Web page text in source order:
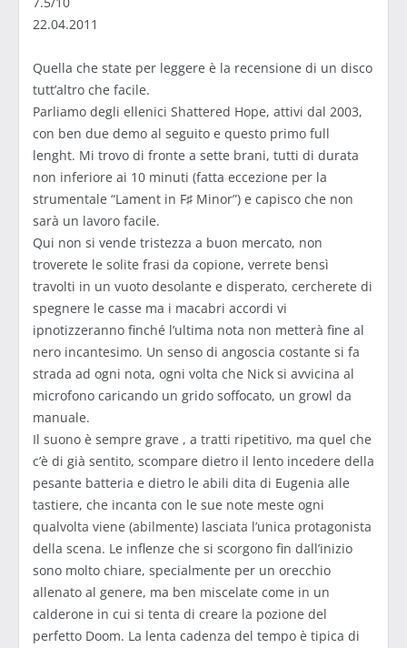
22.04.2011
Quella che state per leggere è la recensione di un disco
tutt’altro che facile.
Parliamo degli ellenici Shattered Hope, attivi dal 2003,
con ben due demo al seguito e questo primo full
lenght. Mi trovo di fronte a sette brani, tutti di durata
non inferiore ai 10 minuti (fatta eccezione per la
strumentale “Lament in F♯ Minor”) e capisco che non
sarà un lavoro facile.
Qui non si vende tristezza a buon mercato, non
troverete le solite frasi da copione, verrete bensì
travolti in un vuoto desolante e disperato, cercherete di
spegnere le casse ma i macabri accordi vi
ipnotizzeranno finché l’ultima nota non metterà fine al
nero incantesimo. Un senso di angoscia costante si fa
strada ad ogni nota, ogni volta che Nick si avvicina al
microfono caricando un grido soffocato, un growl da
manuale.
Il suono è sempre grave , a tratti ripetitivo, ma quel che
c’è di già sentito, scompare dietro il lento incedere della
pesante batteria e dietro le abili dita di Eugenia alle
tastiere, che incanta con le sue note meste ogni
qualvolta viene (abilmente) lasciata l’unica protagonista
della scena. Le inflenze che si scorgono fin dall’inizio
sono molto chiare, specialmente per un orecchio
allenato al genere, ma ben miscelate come in un
calderone in cui si tenta di creare la pozione del
perfetto Doom. La lenta cadenza del tempo è tipica di